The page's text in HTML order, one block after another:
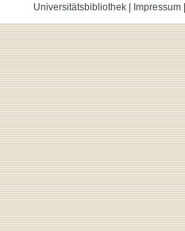
Universitätsbibliothek| Impressum|